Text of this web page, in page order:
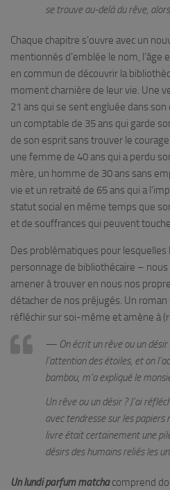
se trouve au-delà du rêve,
Chaque chapitre s’ouvre avec un
mentionnés d’emblée le nom, l’âge
en commun de découvrir la
moment charnière de leur vie. Une
21 ans qui se sent engluée dans
un comptable de 35 ans qui garde
de son esprit sans trouver le
une femme de 40 ans qui a perdu
mère, un homme de 30 ans sans
vie et un retraité de 65 ans qui a
statut social en même temps que
et de souffrances qui peuvent
Des problématiques pour lesquelles
personnage de bibliothécaire –
amener à trouver en nous nos
détacher de nos préjugés. Un
réfléchir sur soi-même et amène à
— On écrit un rêve ou un désir
l’attention des étoiles, et on
bambou, m’a expliqué le
Un rêve ou un désir ? J’ai
avec tendresse sur les papiers
livre était certainement une
désirs des humains reliés les
Un lundi parfum matchacomprend